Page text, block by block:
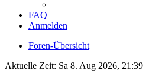
FAQ
Anmelden
Foren-Übersicht
Aktuelle Zeit: Sa 8. Aug 2026, 21:39